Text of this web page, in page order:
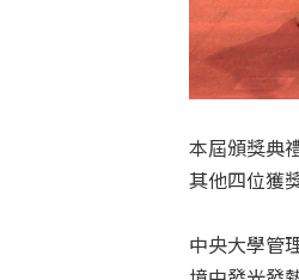
本屆頒獎典
其他四位獲
中央大學管